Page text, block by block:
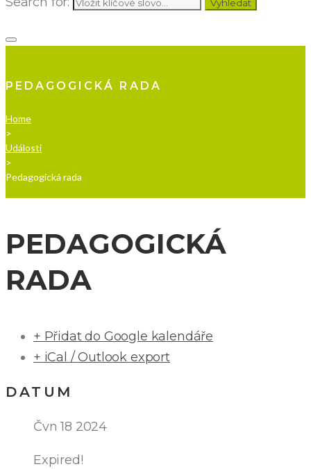
Vyhledat
PEDAGOGICKÁ RADA
Home
>
Události
>
Pedagogická rada
PEDAGOGICKÁ
RADA
+ Přidat do Google kalendáře
+ iCal / Outlook export
DATUM
Čvn 18 2024
Expired!